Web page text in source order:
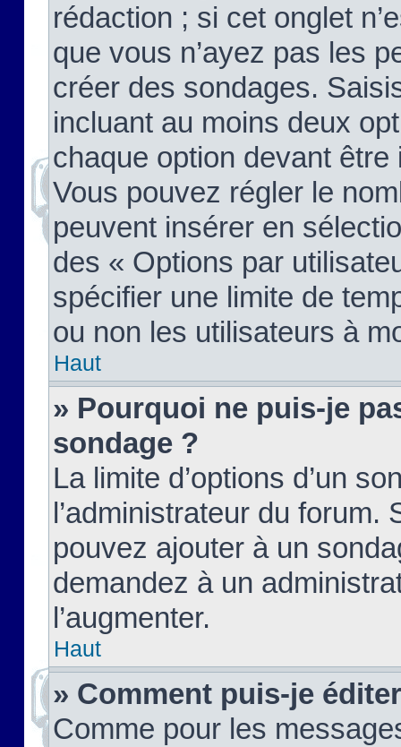
rédaction ; si cet onglet
que vous n’ayez pas les
créer des sondages.
incluant au moins deux
chaque option devant
Vous pouvez régler le
peuvent insérer en
des « Options par
spécifier une limite de
ou non les utilisateurs à
Haut
» Pourquoi ne puis-je
sondage ?
La limite d’options d’un
l’administrateur du forum.
pouvez ajouter à un
demandez à un
l’augmenter.
Haut
» Comment puis-je
Comme pour les